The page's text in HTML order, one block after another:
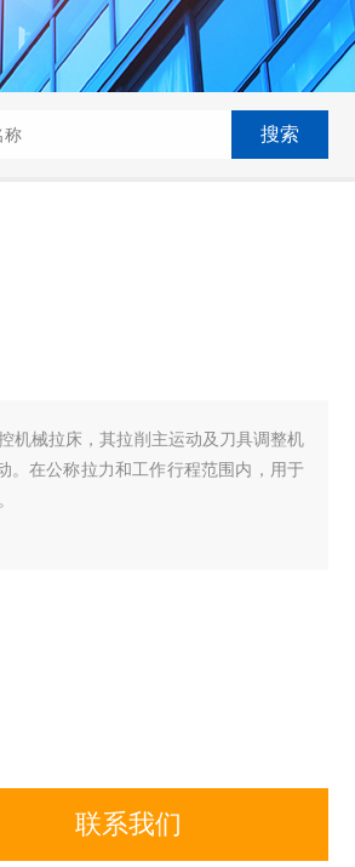
机械拉床，其拉削主运动及刀具调整机
。在公称拉力和工作行程范围内，用于
联系我们